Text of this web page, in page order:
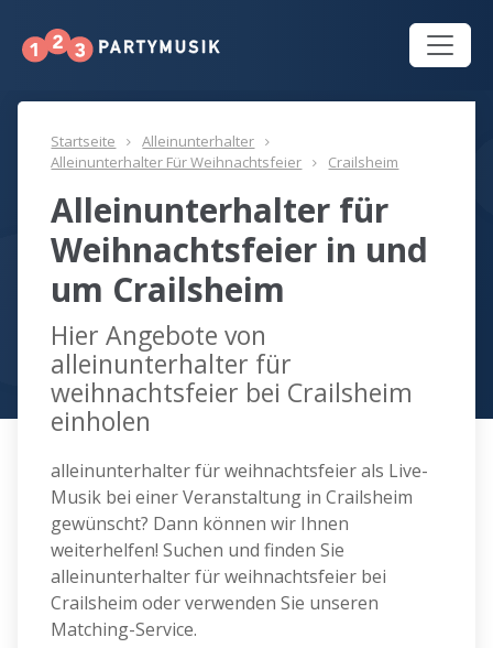
Startseite
Alleinunterhalter
Alleinunterhalter Für Weihnachtsfeier
Crailsheim
Alleinunterhalter für
Weihnachtsfeier in und
um Crailsheim
Hier Angebote von
alleinunterhalter für
weihnachtsfeier bei Crailsheim
einholen
alleinunterhalter für weihnachtsfeier als Live-
Musik bei einer Veranstaltung in Crailsheim
gewünscht? Dann können wir Ihnen
weiterhelfen! Suchen und finden Sie
alleinunterhalter für weihnachtsfeier bei
Crailsheim oder verwenden Sie unseren
Matching-Service.